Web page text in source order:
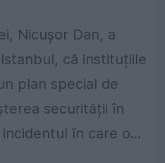
Nicușor Dan, a
că instituțiile
plan special de
securității în
în care o...